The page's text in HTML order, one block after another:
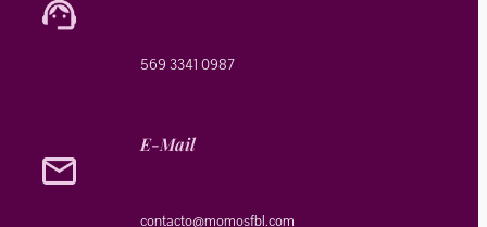
569 3341 0987
E-Mail
moc.lbfsomom
@otcatnoc